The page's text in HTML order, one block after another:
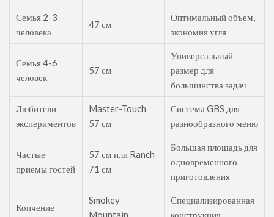
Семья 2-3
человека
47 см
Оптимальный объем,
экономия угля
Семья 4-6
человек
57 см
Универсальный
размер для
большинства задач
Любители
экспериментов
Master-Touch
57 см
Система GBS для
разнообразного меню
Частые
приемы гостей
57 см или Ranch
71 см
Большая площадь для
одновременного
приготовления
Копчение
Smokey
Специализированная